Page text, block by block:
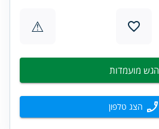
⚠
הגש מועמדות
הצג טלפון